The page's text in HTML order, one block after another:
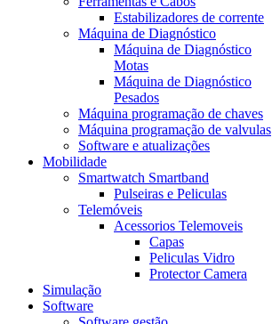
Estabilizadores de corrente
Máquina de Diagnóstico
Máquina de Diagnóstico
Motas
Máquina de Diagnóstico
Pesados
Máquina programação de chaves
Máquina programação de valvulas
Software e atualizações
Mobilidade
Smartwatch Smartband
Pulseiras e Peliculas
Telemóveis
Acessorios Telemoveis
Capas
Peliculas Vidro
Protector Camera
Simulação
Software